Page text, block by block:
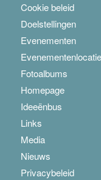
Cookie beleid
Doelstellingen
Evenementen
Fotoalbums
Homepage
Ideeënbus
Links
Media
Nieuws
Privacybeleid